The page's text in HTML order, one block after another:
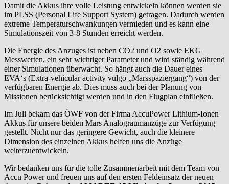
Damit die Akkus ihre volle Leistung entwickeln können werden sie
im PLSS (Personal Life Support System) getragen. Dadurch werden
extreme Temperaturschwankungen vermieden und es kann eine
Simulationszeit von 3-8 Stunden erreicht werden.
Die Energie des Anzuges ist neben CO2 und O2 sowie EKG
Messwerten, ein sehr wichtiger Parameter und wird ständig während
einer Simulationen überwacht. So hängt auch die Dauer eines
EVA‘s (Extra-vehicular activity vulgo „Marsspaziergang“) von der
verfügbaren Energie ab. Dies muss auch bei der Planung von
Missionen berücksichtigt werden und in den Flugplan einfließen.
Im Juli bekam das ÖWF von der Firma AccuPower Lithium-Ionen
Akkus für unsere beiden Mars Analograumanzüge zur Verfügung
gestellt. Nicht nur das geringere Gewicht, auch die kleinere
Dimension des einzelnen Akkus helfen uns die Anzüge
weiterzuentwickeln.
Wir bedanken uns für die tolle Zusammenarbeit mit dem Team von
Accu Power und freuen uns auf den ersten Feldeinsatz der neuen